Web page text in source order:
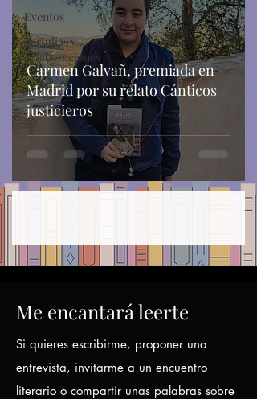
Eventos
Tertulias y
colaboraciones
Carmen Galvañ, premiada en
Madrid por su relato Cánticos
justicieros
Me encantará leerte
Si quieres escribirme, proponer una
entrevista, invitarme a un encuentro
literario o compartir unas palabras sobre